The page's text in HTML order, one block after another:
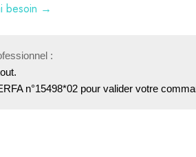
besoin →
:
n°15498*02 pour valider votre